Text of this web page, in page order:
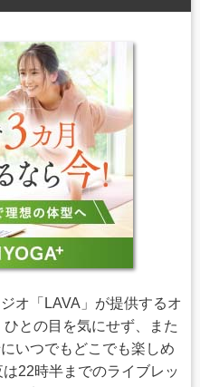
オ「LAVA」が提供するオ
との目を気にせず、また
いつでもどこでも楽しめ
22時半までのライブレッ